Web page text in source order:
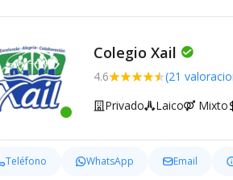
Colegio Xail
4.6 (21
Privado Laico Mixto
Teléfono WhatsApp Email